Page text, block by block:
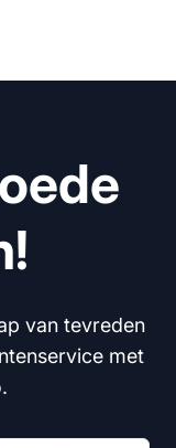
van tevreden
met